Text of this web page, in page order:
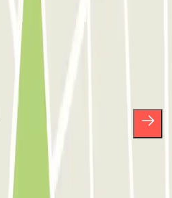
e rimani
concorsi e tante
sulla Privacy per ricevere
Senza alcun impegno,
dalla stessa newsletter.